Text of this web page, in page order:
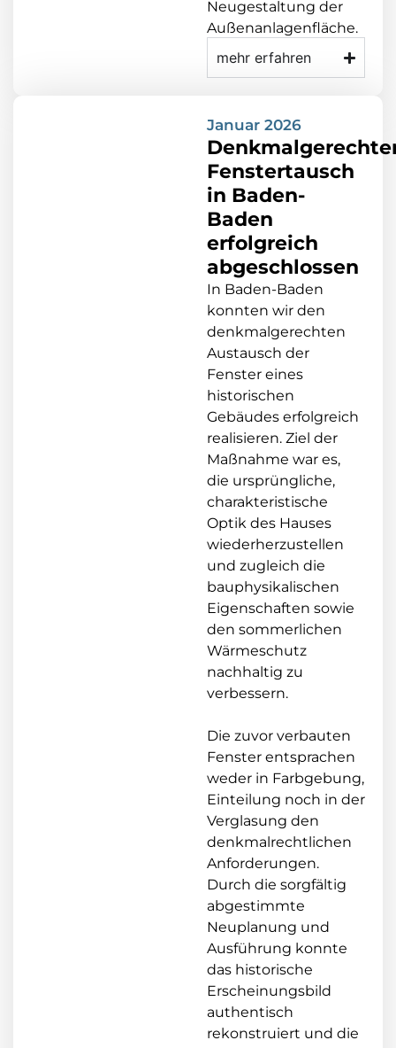
Neugestaltung der
Außenanlagenfläche.
mehr erfahren
Januar 2026
Fenstertausch
in Baden-
Baden
erfolgreich
abgeschlossen
In Baden-Baden
konnten wir den
denkmalgerechten
Austausch der
Fenster eines
historischen
Gebäudes erfolgreich
realisieren. Ziel der
Maßnahme war es,
die ursprüngliche,
charakteristische
Optik des Hauses
wiederherzustellen
und zugleich die
bauphysikalischen
Eigenschaften sowie
den sommerlichen
Wärmeschutz
nachhaltig zu
verbessern.
Die zuvor verbauten
Fenster entsprachen
weder in Farbgebung,
Einteilung noch in der
Verglasung den
denkmalrechtlichen
Anforderungen.
Durch die sorgfältig
abgestimmte
Neuplanung und
Ausführung konnte
das historische
Erscheinungsbild
authentisch
rekonstruiert und die